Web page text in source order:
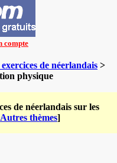
compte
de néerlandais >
physique
de néerlandais sur les
Autres thèmes]